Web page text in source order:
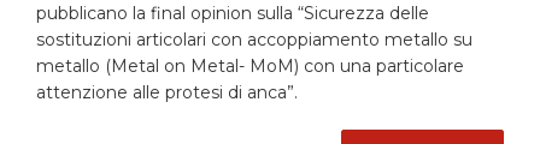
pubblicano la final opinion sulla “Sicurezza delle
sostituzioni articolari con accoppiamento metallo su
metallo (Metal on Metal- MoM) con una particolare
attenzione alle protesi di anca”.